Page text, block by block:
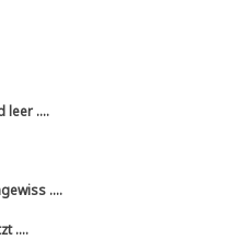
leer ....
....
....